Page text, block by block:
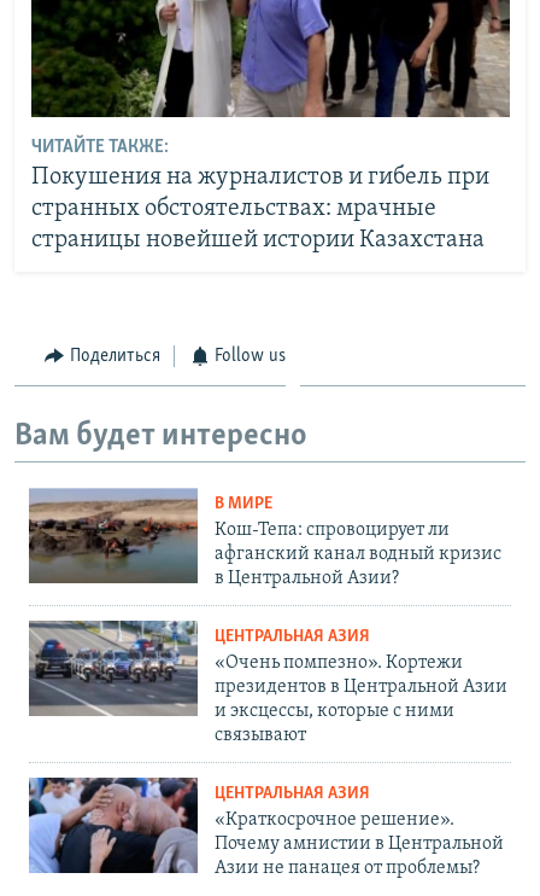
ЧИТАЙТЕ ТАКЖЕ:
Покушения на журналистов и гибель при
странных обстоятельствах: мрачные
страницы новейшей истории Казахстана
Поделиться Follow us
Вам будет интересно
В МИРЕ
Кош-Тепа: спровоцирует ли
афганский канал водный кризис
в Центральной Азии?
ЦЕНТРАЛЬНАЯ АЗИЯ
«Очень помпезно». Кортежи
президентов в Центральной Азии
и эксцессы, которые с ними
связывают
ЦЕНТРАЛЬНАЯ АЗИЯ
«Краткосрочное решение».
Почему амнистии в Центральной
Азии не панацея от проблемы?